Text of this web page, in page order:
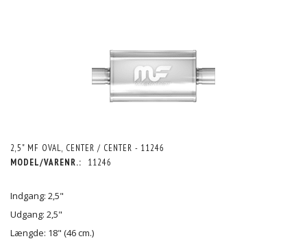
2,5" MF OVAL, CENTER / CENTER - 11246
MODEL/VARENR.:
11246
Indgang: 2,5"
Udgang: 2,5"
Længde: 18" (46 cm.)